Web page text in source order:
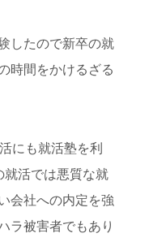
したので新卒の就
時間をかけるざる
にも就活塾を利
就活では悪質な就
会社への内定を強
ラ被害者でもあり